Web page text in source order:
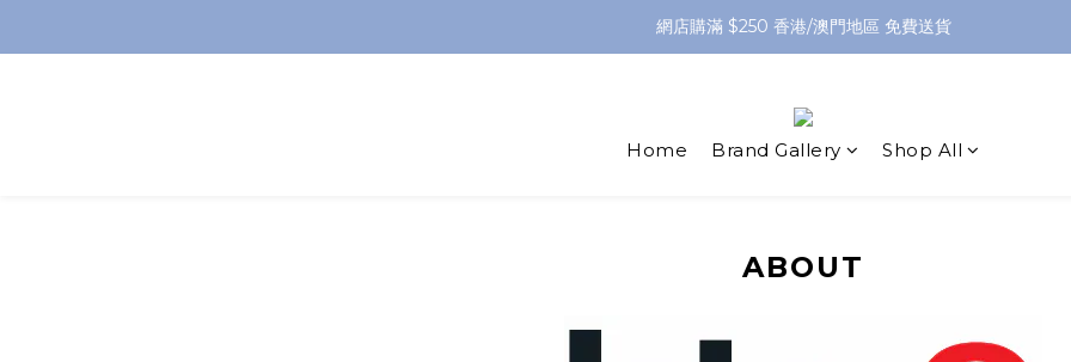
網店購滿 $250 香港/澳門地區 免費送貨
網店購滿 $250 香港/澳門地區 免費送貨
網店購滿 $250 香港/澳門地區 免費送貨
Home Brand Gallery Shop All
ABOUT